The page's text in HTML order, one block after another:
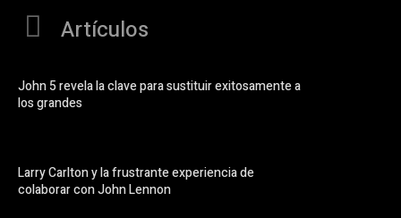
Artículos
John 5 revela la clave para sustituir exitosamente a
los grandes
Larry Carlton y la frustrante experiencia de
colaborar con John Lennon